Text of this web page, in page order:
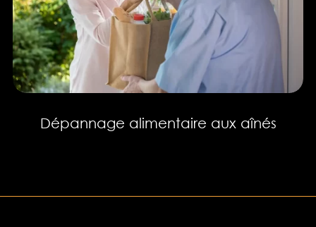
Dépannage alimentaire aux aînés